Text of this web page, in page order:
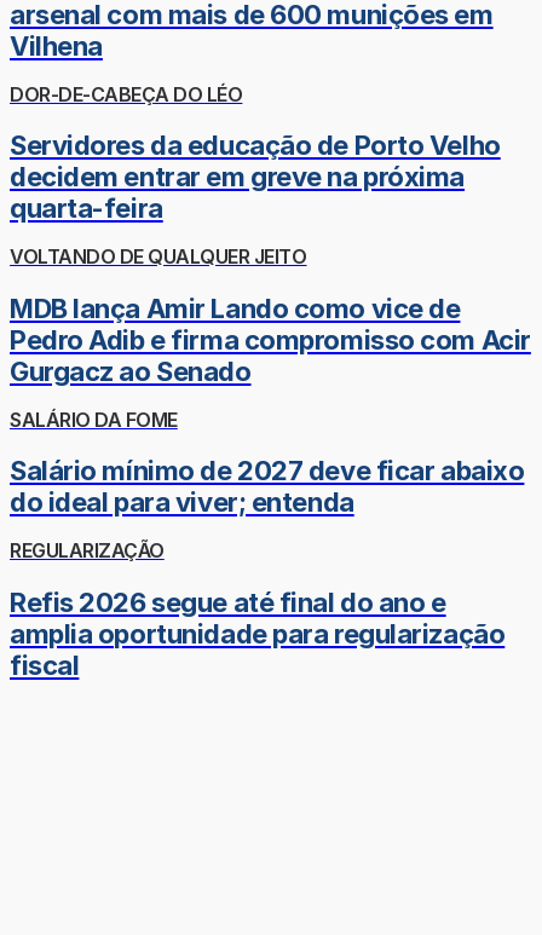
arsenal com mais de 600 munições em
Vilhena
DOR-DE-CABEÇA DO LÉO
Servidores da educação de Porto Velho
decidem entrar em greve na próxima
quarta-feira
VOLTANDO DE QUALQUER JEITO
MDB lança Amir Lando como vice de
Pedro Adib e firma compromisso com Acir
Gurgacz ao Senado
SALÁRIO DA FOME
Salário mínimo de 2027 deve ficar abaixo
do ideal para viver; entenda
REGULARIZAÇÃO
Refis 2026 segue até final do ano e
amplia oportunidade para regularização
fiscal